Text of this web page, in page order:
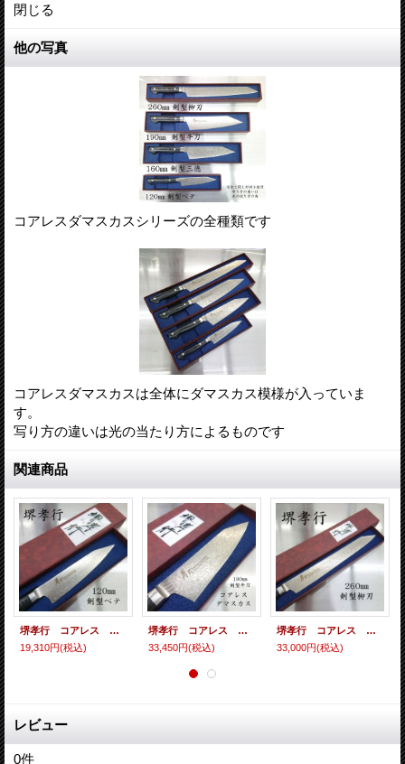
閉じる
他の写真
コアレスダマスカスシリーズの全種類です
コアレスダマスカスは全体にダマスカス模様が入っていま
す。
写り方の違いは光の当たり方によるものです
関連商品
堺孝行 コアレス ダマスカス リネンマイカルタ 新品 最安 120mm 剣型ペテ
19,310円(税込)
堺孝行 コアレス ダマスカス リネンマイカルタ 新品 最安 190mm 剣型牛刀
33,450円(税込)
堺孝行 コアレス ダマスカス リネンマイカルタ 260mm 剣型柳刃 新品
33,000円(税込)
レビュー
0件